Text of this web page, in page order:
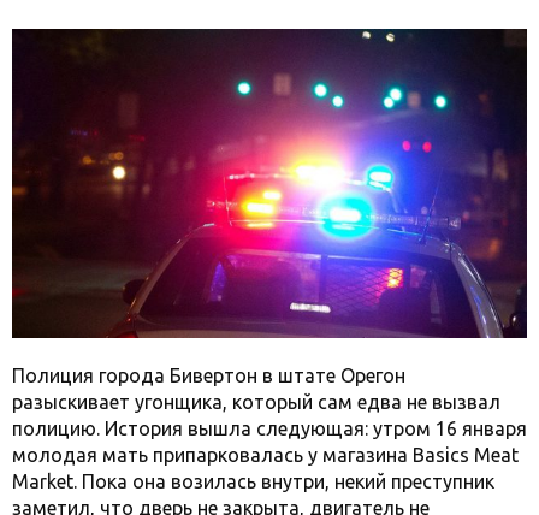
Полиция города Бивертон в штате Орегон
разыскивает угонщика, который сам едва не вызвал
полицию. История вышла следующая: утром 16 января
молодая мать припарковалась у магазина Basics Meat
Market. Пока она возилась внутри, некий преступник
заметил, что дверь не закрыта, двигатель не